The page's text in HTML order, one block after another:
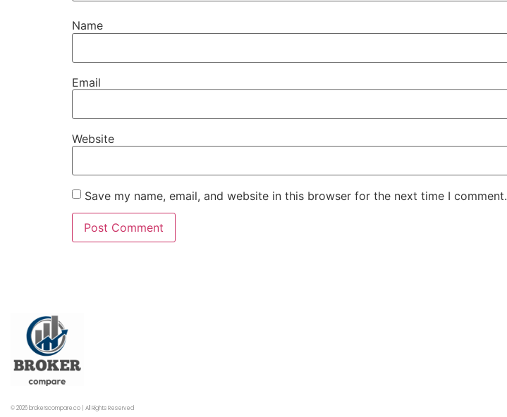
Name
Email
Website
Save my name, email, and website in this browser for the next time I comment.
© 2026 brokerscompare.co | All Rights Reserved